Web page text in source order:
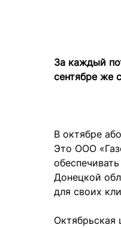
За каждый
сентябре же
В октябре
Это ООО
Донецкой
для своих
Октябрьская